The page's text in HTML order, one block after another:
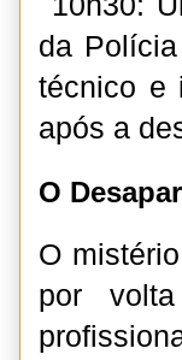
da
técnico e
após a
O
O
por